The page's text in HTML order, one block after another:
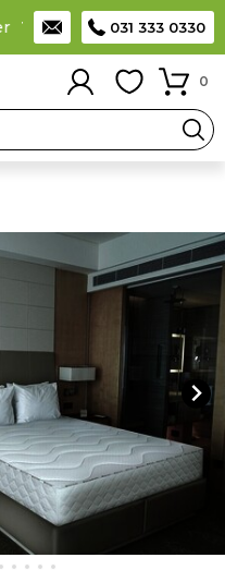
Taxă de livrare 11,99 Lei, la
031 333 0330
0